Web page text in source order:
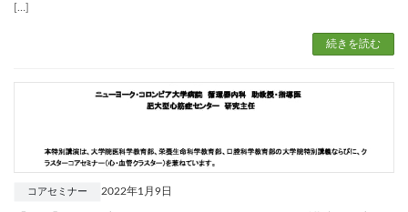
[…]
続きを読む
2022年1月9日
コアセミナー